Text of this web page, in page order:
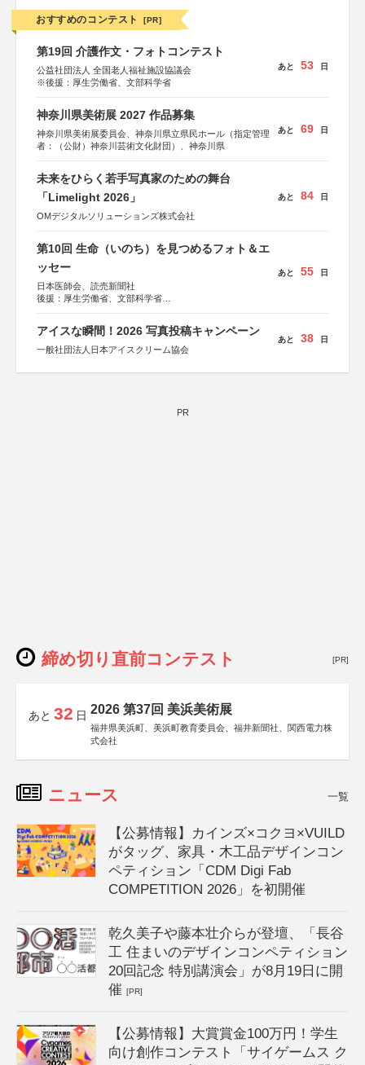
おすすめのコンテスト [PR]
第19回 介護作文・フォトコンテスト
公益社団法人 全国老人福祉施設協議会
※後援：厚生労働省、文部科学省
あと 53 日
神奈川県美術展 2027 作品募集
神奈川県美術展委員会、神奈川県立県民ホール（指定管理
者：（公財）神奈川芸術文化財団）、神奈川県
あと 69 日
未来をひらく若手写真家のための舞台
「Limelight 2026」
OMデジタルソリューションズ株式会社
あと 84 日
第10回 生命（いのち）を見つめるフォト＆エ
ッセー
日本医師会、読売新聞社
後援：厚生労働省、文部科学省
あと 55 日
アイスな瞬間！2026 写真投稿キャンペーン
一般社団法人日本アイスクリーム協会
あと 38 日
PR
締め切り直前コンテスト [PR]
あと 32 日 2026 第37回 美浜美術展
福井県美浜町、美浜町教育委員会、福井新聞社、関西電力株
式会社
ニュース 一覧
【公募情報】カインズ×コクヨ×VUILD
がタッグ、家具・木工品デザインコン
ペティション「CDM Digi Fab
COMPETITION 2026」を初開催
乾久美子や藤本壮介らが登壇、「長谷
工 住まいのデザインコンペティション
20回記念 特別講演会」が8月19日に開
催[PR]
【公募情報】大賞賞金100万円！学生
向け創作コンテスト「サイゲームス ク